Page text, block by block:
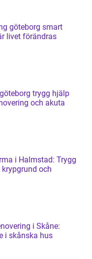
smart
livet förändras
trygg hjälp
och akuta
i Halmstad: Trygg
och
i Skåne:
i skånska hus